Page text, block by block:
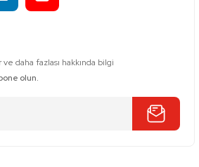
daha fazlası hakkında bilgi
olun.